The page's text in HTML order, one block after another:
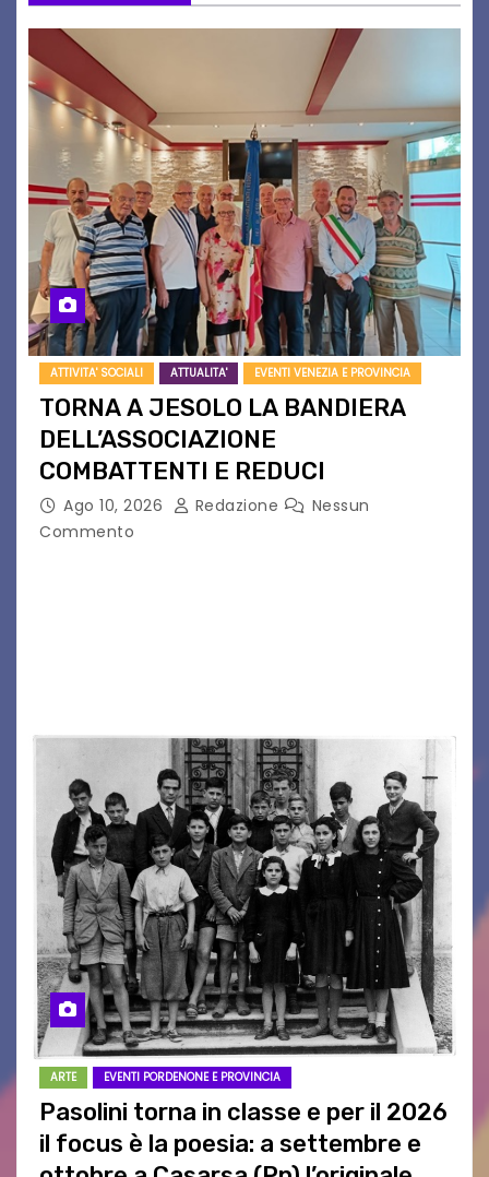
ATTIVITA' SOCIALI ATTUALITA' EVENTI VENEZIA E PROVINCIA
TORNA A JESOLO LA BANDIERA
DELL’ASSOCIAZIONE
COMBATTENTI E REDUCI
Ago 10, 2026 Redazione
Nessun
Commento
ARTE EVENTI PORDENONE E PROVINCIA
Pasolini torna in classe e per il 2026
il focus è la poesia: a settembre e